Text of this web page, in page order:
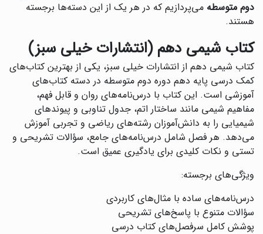
دوم متوسطه می‌پردازیم که در هر یک از این دسته‌ها برجسته
هستند.
کتاب شیمی دهم (انتشارات خیلی سبز)
کتاب شیمی دهم از انتشارات خیلی سبز، یکی از بهترین کتاب‌های
کمک درسی پایه دهم دوره دوم متوسطه در دسته کتاب‌های
آموزشی است. این کتاب با درس‌نامه‌های روان و قابل فهم،
مفاهیم شیمی مانند ساختار اتم، جدول تناوبی و پیوندهای
شیمیایی را به دانش‌آموزان رشته‌های ریاضی و تجربی آموزش
می‌دهد. هر فصل شامل درس‌نامه‌های جامع، سؤالات تشریحی و
تستی و نکات کلیدی برای یادگیری عمیق است.
ویژگی‌های برجسته:
درس‌نامه‌های ساده با مثال‌های کاربردی
سؤالات متنوع با پاسخ‌های تشریحی
پوشش کامل سرفصل‌های کتاب درسی